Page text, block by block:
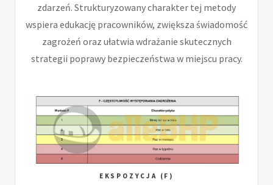
zdarzeń. Strukturyzowany charakter tej metody
wspiera edukację pracowników, zwiększa świadomość
zagrożeń oraz ułatwia wdrażanie skutecznych
strategii poprawy bezpieczeństwa w miejscu pracy.
EKSPOZYCJA (F)